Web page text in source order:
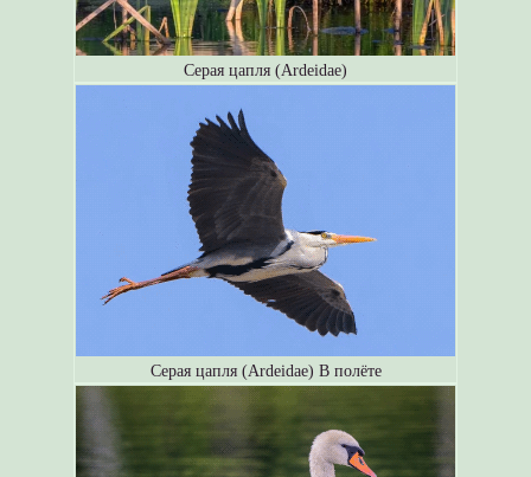
Серая цапля (Ardeidae)
Серая цапля (Ardeidae) В полёте